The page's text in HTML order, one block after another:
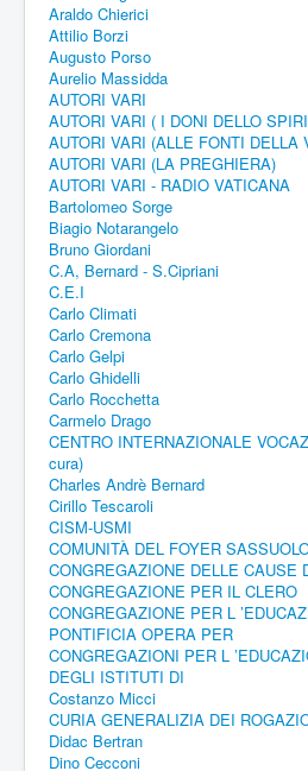
Araldo Chierici
Attilio Borzi
Augusto Porso
Aurelio Massidda
AUTORI VARI
AUTORI VARI ( I DONI DELLO
AUTORI VARI (ALLE FONTI DELLA
AUTORI VARI (LA PREGHIERA)
AUTORI VARI - RADIO VATICANA
Bartolomeo Sorge
Biagio Notarangelo
Bruno Giordani
C.A, Bernard - S.Cipriani
C.E.I
Carlo Climati
Carlo Cremona
Carlo Gelpi
Carlo Ghidelli
Carlo Rocchetta
Carmelo Drago
CENTRO INTERNAZIONALE
cura)
Charles Andrè Bernard
Cirillo Tescaroli
CISM-USMI
COMUNITÀ DEL FOYER
CONGREGAZIONE DELLE CAUSE
CONGREGAZIONE PER IL CLERO
CONGREGAZIONE PER L
PONTIFICIA OPERA PER
CONGREGAZIONI PER L
DEGLI ISTITUTI DI
Costanzo Micci
CURIA GENERALIZIA DEI
Didac Bertran
Dino Cecconi